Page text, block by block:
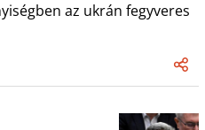
az ukrán fegyveres